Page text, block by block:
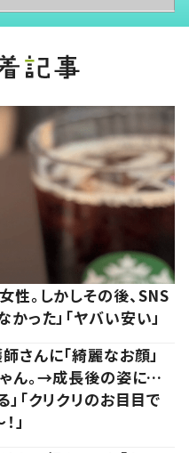
性。しかしその後、SNS
った」「ヤバい安い」
さんに「綺麗なお顔」
ん。→成長後の姿に…
」「クリクリのお目目で
」